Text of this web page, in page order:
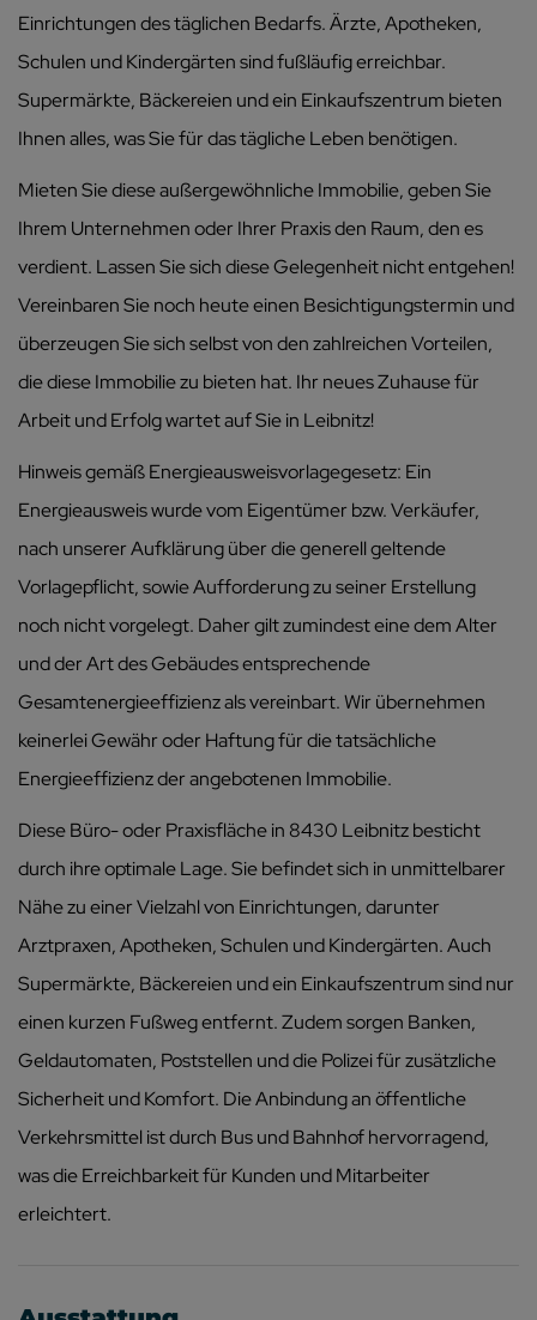
Einrichtungen des täglichen Bedarfs. Ärzte, Apotheken,
Schulen und Kindergärten sind fußläufig erreichbar.
Supermärkte, Bäckereien und ein Einkaufszentrum bieten
Ihnen alles, was Sie für das tägliche Leben benötigen.
Mieten Sie diese außergewöhnliche Immobilie, geben Sie
Ihrem Unternehmen oder Ihrer Praxis den Raum, den es
verdient. Lassen Sie sich diese Gelegenheit nicht entgehen!
Vereinbaren Sie noch heute einen Besichtigungstermin und
überzeugen Sie sich selbst von den zahlreichen Vorteilen,
die diese Immobilie zu bieten hat. Ihr neues Zuhause für
Arbeit und Erfolg wartet auf Sie in Leibnitz!
Hinweis gemäß Energieausweisvorlagegesetz: Ein
Energieausweis wurde vom Eigentümer bzw. Verkäufer,
nach unserer Aufklärung über die generell geltende
Vorlagepflicht, sowie Aufforderung zu seiner Erstellung
noch nicht vorgelegt. Daher gilt zumindest eine dem Alter
und der Art des Gebäudes entsprechende
Gesamtenergieeffizienz als vereinbart. Wir übernehmen
keinerlei Gewähr oder Haftung für die tatsächliche
Energieeffizienz der angebotenen Immobilie.
Diese Büro- oder Praxisfläche in 8430 Leibnitz besticht
durch ihre optimale Lage. Sie befindet sich in unmittelbarer
Nähe zu einer Vielzahl von Einrichtungen, darunter
Arztpraxen, Apotheken, Schulen und Kindergärten. Auch
Supermärkte, Bäckereien und ein Einkaufszentrum sind nur
einen kurzen Fußweg entfernt. Zudem sorgen Banken,
Geldautomaten, Poststellen und die Polizei für zusätzliche
Sicherheit und Komfort. Die Anbindung an öffentliche
Verkehrsmittel ist durch Bus und Bahnhof hervorragend,
was die Erreichbarkeit für Kunden und Mitarbeiter
erleichtert.